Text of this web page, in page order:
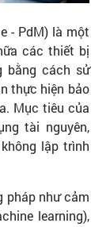
- PdM) là một
các thiết bị
bằng cách sử
thực hiện bảo
Mục tiêu của
tài nguyên,
lập trình
pháp như cảm
learning),